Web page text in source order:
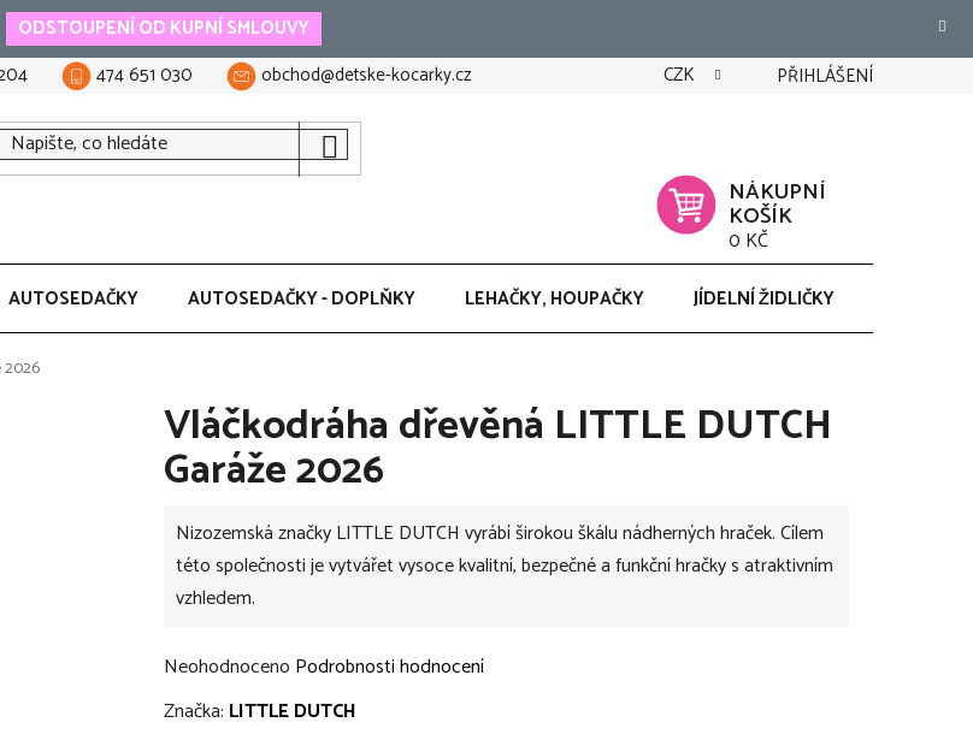
ODSTOUPENÍ OD KUPNÍ SMLOUVY
474 651 030 obchod@detske-kocarky.cz CZK PŘIHLÁŠENÍ
NÁKUPNÍ
KOŠÍK
0 KČ
AUTOSEDAČKY AUTOSEDAČKY - DOPLŇKY LEHAČKY, HOUPAČKY JÍDELNÍ ŽIDLIČKY
2026
Vláčkodráha dřevěná LITTLE DUTCH
Garáže 2026
Nizozemská značky LITTLE DUTCH vyrábí širokou škálu nádherných hraček. Cílem
této společnosti je vytvářet vysoce kvalitní, bezpečné a funkční hračky s atraktivním
vzhledem.
Průměrné
hodnocení
Neohodnoceno Podrobnosti hodnocení
Značka: LITTLE DUTCH